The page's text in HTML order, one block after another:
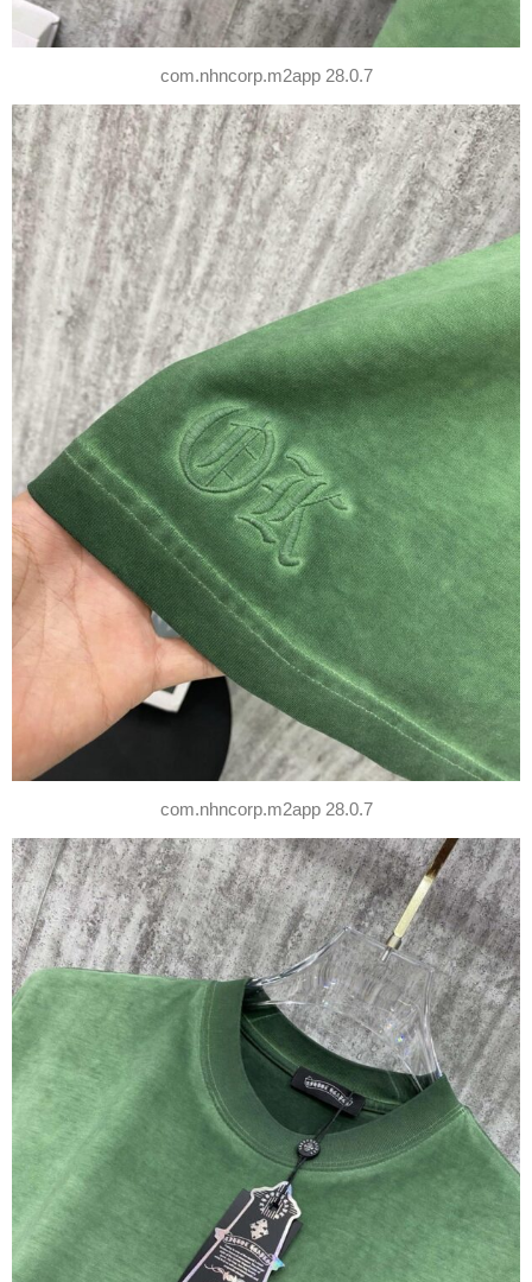
com.nhncorp.m2app 28.0.7
com.nhncorp.m2app 28.0.7